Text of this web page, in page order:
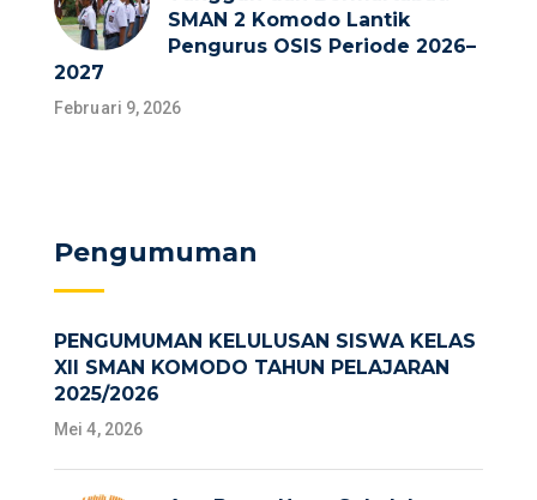
SMAN 2 Komodo Lantik
Pengurus OSIS Periode 2026–
2027
Februari 9, 2026
Pengumuman
PENGUMUMAN KELULUSAN SISWA KELAS
XII SMAN KOMODO TAHUN PELAJARAN
2025/2026
Mei 4, 2026